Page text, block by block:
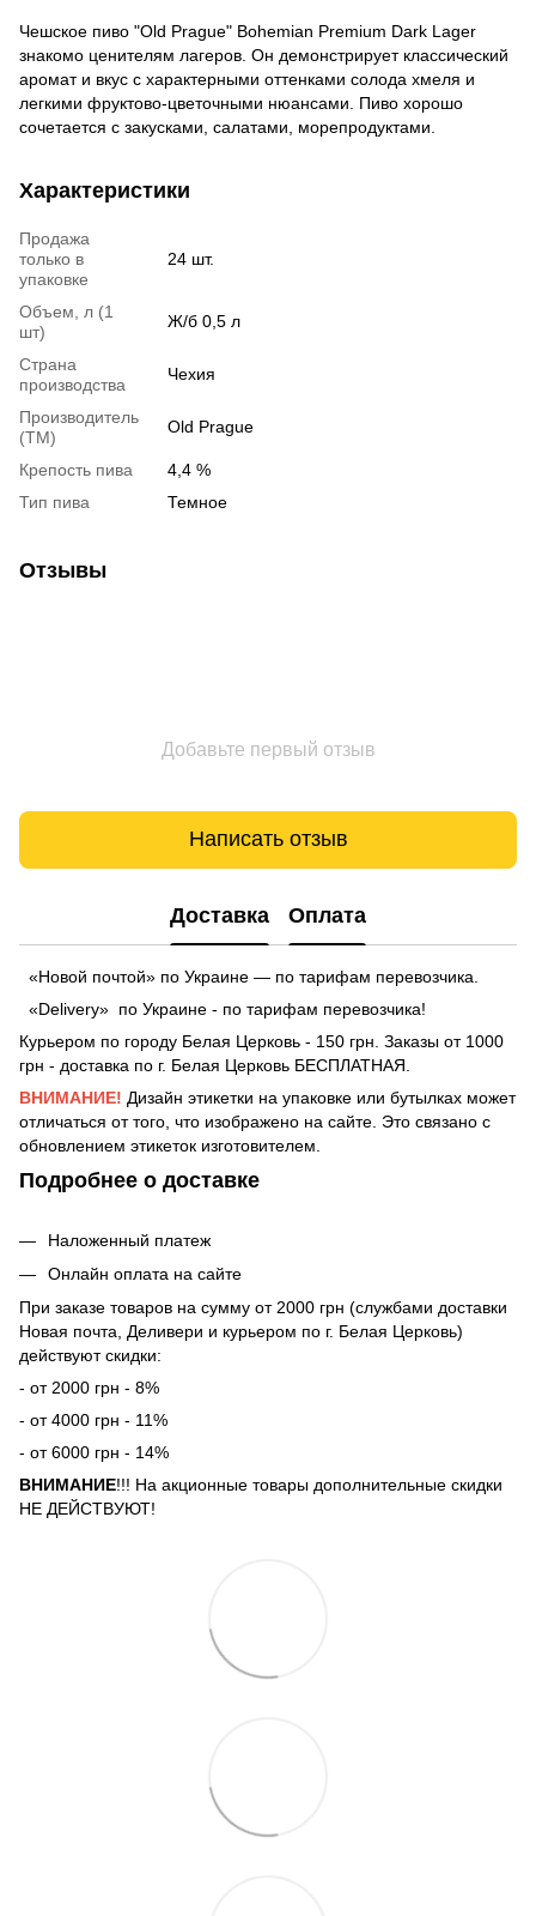
Чешское пиво "Old Prague" Bohemian Premium Dark Lager
знакомо ценителям лагеров. Он демонстрирует классический
аромат и вкус с характерными оттенками солода хмеля и
легкими фруктово-цветочными нюансами. Пиво хорошо
сочетается с закусками, салатами, морепродуктами.
Характеристики
Продажа
только в
упаковке
24 шт.
Объем, л (1
шт)
Ж/б 0,5 л
Страна
производства
Чехия
Производитель
(ТМ)
Old Prague
Крепость пива
4,4 %
Тип пива
Темное
Отзывы
Добавьте первый отзыв
Написать отзыв
Доставка Оплата
«Новой почтой» по Украине — по тарифам перевозчика.
«Delivery» по Украине - по тарифам перевозчика!
Курьером по городу Белая Церковь - 150 грн. Заказы от 1000
грн - доставка по г. Белая Церковь БЕСПЛАТНАЯ.
ВНИМАНИЕ! Дизайн этикетки на упаковке или бутылках может
отличаться от того, что изображено на сайте. Это связано с
обновлением этикеток изготовителем.
Подробнее о доставке
Наложенный платеж
Онлайн оплата на сайте
При заказе товаров на сумму от 2000 грн (службами доставки
Новая почта, Деливери и курьером по г. Белая Церковь)
действуют скидки:
- от 2000 грн - 8%
- от 4000 грн - 11%
- от 6000 грн - 14%
ВНИМАНИЕ!!! На акционные товары дополнительные скидки
НЕ ДЕЙСТВУЮТ!